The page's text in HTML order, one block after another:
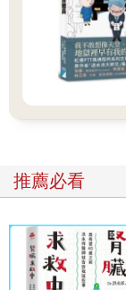
關於焦慮，流傳至
可鐸（Max
for Nothing），將
徒都認為，焦慮代
是一種罪，但可以
會逐漸平息。他們
療師延續至今。古
錯誤。他們認為，
為你的信念出了問
我們在之前幾章已
可以藉由控制想法
說，想法與感受都
推薦必看